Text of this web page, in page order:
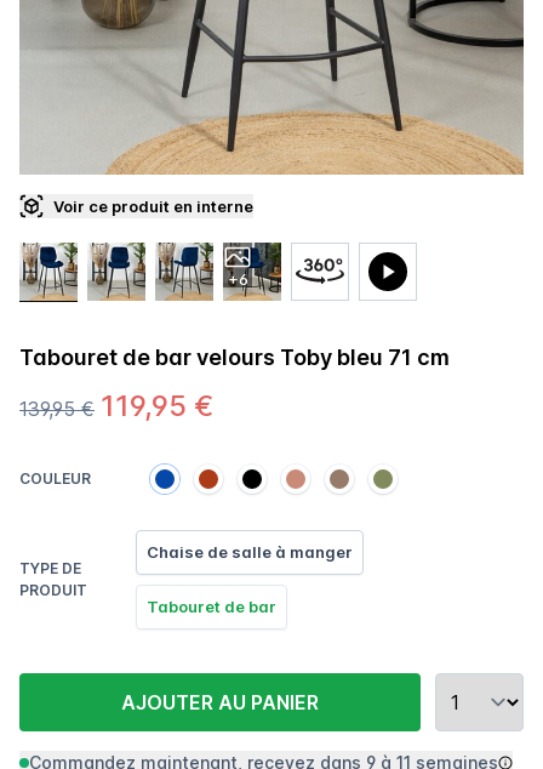
Voir ce produit en interne
+6
Tabouret de bar velours Toby bleu 71 cm
139,95 € 119,95 €
COULEUR
TYPE DE
PRODUIT
Chaise de salle à manger
Tabouret de bar
AJOUTER AU PANIER
Commandez maintenant, recevez dans 9 à 11 semaines